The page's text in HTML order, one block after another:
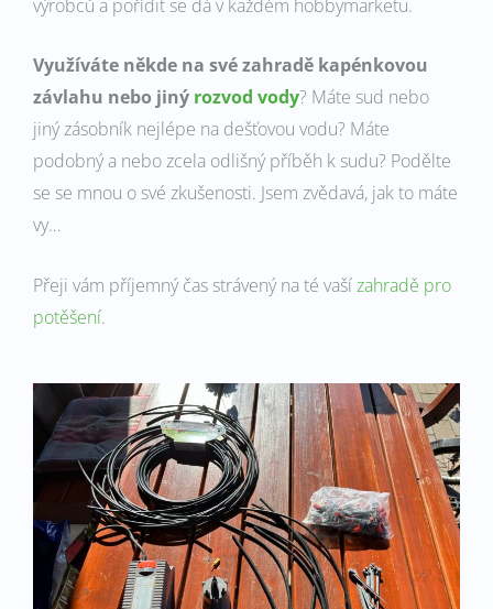
výrobců a pořídit se dá v každém hobbymarketu.
Využíváte někde na své zahradě kapénkovou
závlahu nebo jiný rozvod vody? Máte sud nebo
jiný zásobník nejlépe na dešťovou vodu? Máte
podobný a nebo zcela odlišný příběh k sudu? Podělte
se se mnou o své zkušenosti. Jsem zvědavá, jak to máte
vy…
Přeji vám příjemný čas strávený na té vašízahradě pro
potěšení.